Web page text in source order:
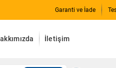
Garanti ve İade
İletişim